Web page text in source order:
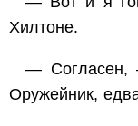
Хилтоне.
— Согласен,
Оружейник,